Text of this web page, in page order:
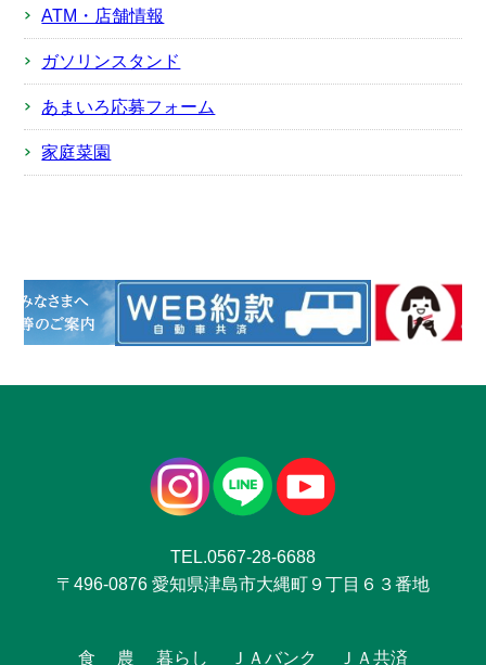
ATM・店舗情報
ガソリンスタンド
あまいろ応募フォーム
家庭菜園
TEL.0567-28-6688
〒496-0876 愛知県津島市大縄町９丁目６３番地
食 農 暮らし ＪＡバンク ＪＡ共済